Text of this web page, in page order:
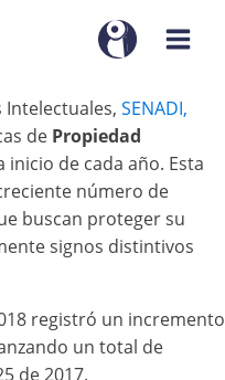
Intelectuales, SENADI,
de Propiedad
inicio de cada año. Esta
número de
buscan proteger su
signos distintivos
registró un incremento
un total de
de 2017.